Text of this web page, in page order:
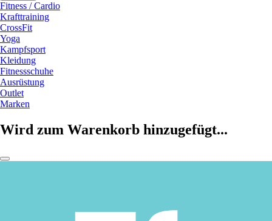
Fitness / Cardio
Krafttraining
CrossFit
Yoga
Kampfsport
Kleidung
Fitnessschuhe
Ausrüstung
Outlet
Marken
Wird zum Warenkorb hinzugefügt...